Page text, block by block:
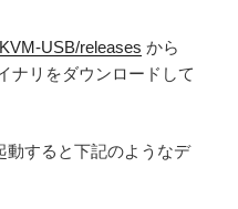
USB/releases から
ナリをダウンロードして
動すると下記のようなデ